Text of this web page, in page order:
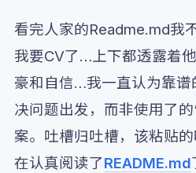
看完人家的Readme.md我
我要CV了…上下都透露着
豪和自信…我一直认为靠谱
决问题出发，而非使用了
案。吐槽归吐槽，该粘贴的
在认真阅读了README.md